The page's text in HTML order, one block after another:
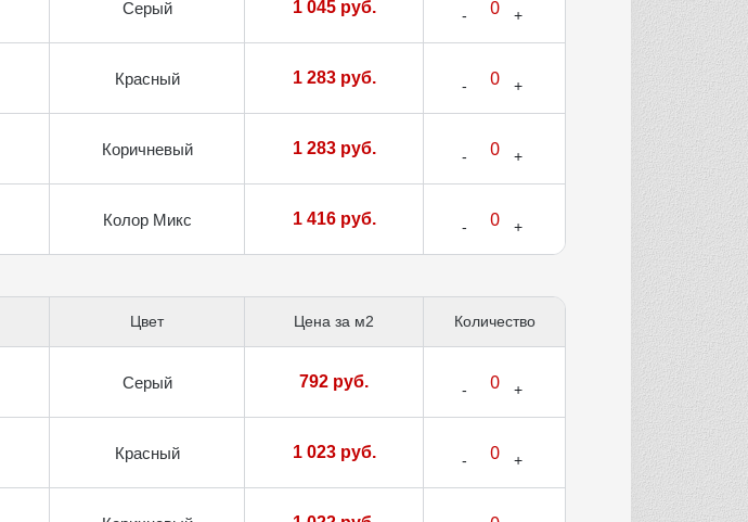
Серый 1 045 руб.
Красный 1 283 руб.
Коричневый 1 283 руб.
Колор Микс 1 416 руб.
Цвет Цена за м2 Количество
Серый 792 руб.
Красный 1 023 руб.